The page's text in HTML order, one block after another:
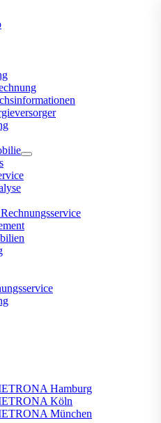
Hamburg
Köln
München